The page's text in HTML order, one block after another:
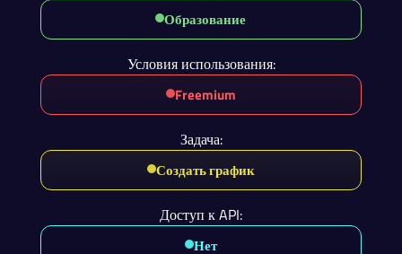
Образование
Условия использования:
Freemium
Задача:
Создать график
Доступ к API:
Нет